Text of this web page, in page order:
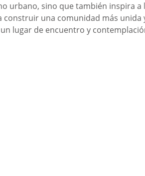
urbano, sino que también inspira a
construir una comunidad más unida
lugar de encuentro y